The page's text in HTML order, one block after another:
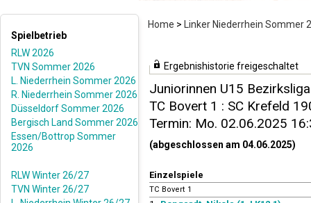
Home >
Linker Niederrhein Sommer
Spielbetrieb
RLW 2026
TVN Sommer 2026
L. Niederrhein Sommer 2026
R. Niederrhein Sommer 2026
Düsseldorf Sommer 2026
Bergisch Land Sommer 2026
Essen/Bottrop Sommer
2026
RLW Winter 26/27
TVN Winter 26/27
Ergebnishistorie freigeschaltet
Juniorinnen U15
TC Bovert 1 : SC Krefeld
Termin: Mo. 02.06.2025
(abgeschlossen am 04.06.2025)
Einzelspiele
TC Bovert 1